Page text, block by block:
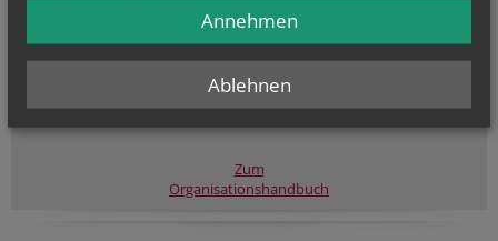
Erste Schritte zum
Organisationshandbuch
Zum
Organisationshandbuch
Ablehnen
Annehmen